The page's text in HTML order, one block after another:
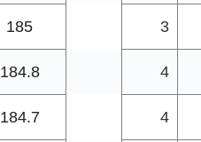
185 3
184.8 4
184.7 4